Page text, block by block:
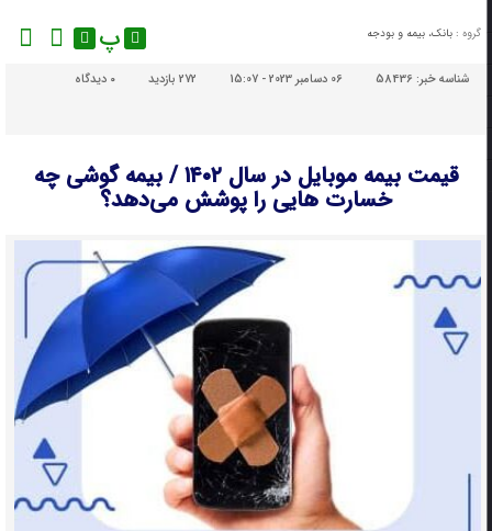
گروه : بانک، بیمه و بودجه پ
شناسه خبر:58436 06 دسامبر 2023 - 15:07 272 بازدید دیدگاه
قیمت بیمه موبایل در سال ۱۴۰۲ / بیمه گوشی چه
خسارت هایی را پوشش می‌دهد؟